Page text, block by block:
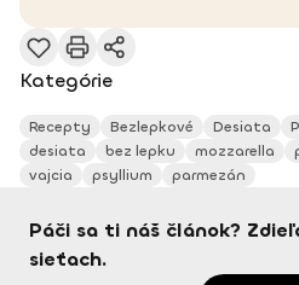
Kategórie
Recepty Bezlepkové Desiata
desiata
bez lepku mozzarella
vajcia
psyllium parmezán
Páči sa ti náš článok?
sieťach.